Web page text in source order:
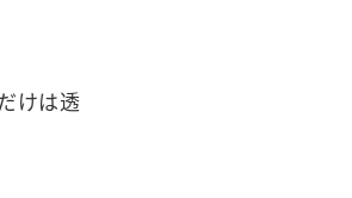
けは透